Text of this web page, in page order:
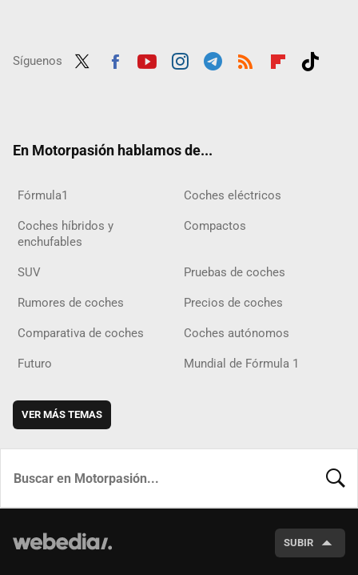
Síguenos
En Motorpasión hablamos de...
Fórmula1 Coches eléctricos
Coches híbridos y
enchufables
Compactos
SUV Pruebas de coches
Rumores de coches Precios de coches
Comparativa de coches Coches autónomos
Futuro Mundial de Fórmula 1
VER MÁS TEMAS
SUBIR